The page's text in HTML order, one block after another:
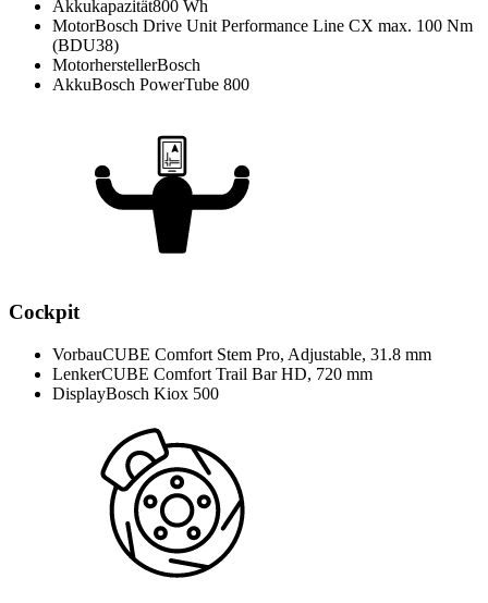
Akkukapazität800 Wh
MotorBosch Drive Unit Performance Line CX max. 100 Nm
(BDU38)
MotorherstellerBosch
AkkuBosch PowerTube 800
Cockpit
VorbauCUBE Comfort Stem Pro, Adjustable, 31.8 mm
LenkerCUBE Comfort Trail Bar HD, 720 mm
DisplayBosch Kiox 500